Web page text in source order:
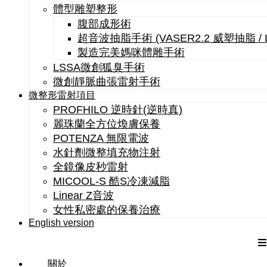
體型雕塑整形
腹部成形術
超音波抽脂手術 (VASER2.2 威塑抽脂 /
製造完美媽咪體雕手術
LSSA微創狐臭手術
微創靜脈曲張雷射手術
微整形雷射項目
PROFHILO 逆時針(逆時真)
麗珠蘭全方位煥膚保養
POTENZA 無限電波
水針劑微整填充物注射
全鏡像皮秒雷射
MICOOL-S 酷S冷凍減脂
Linear Z音波
女性私密處的保養治療
English version
關於